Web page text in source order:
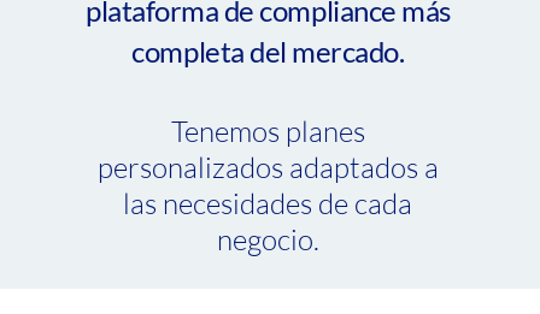
plataforma de compliance más
completa del mercado.
Tenemos planes
personalizados adaptados a
las necesidades de cada
negocio.